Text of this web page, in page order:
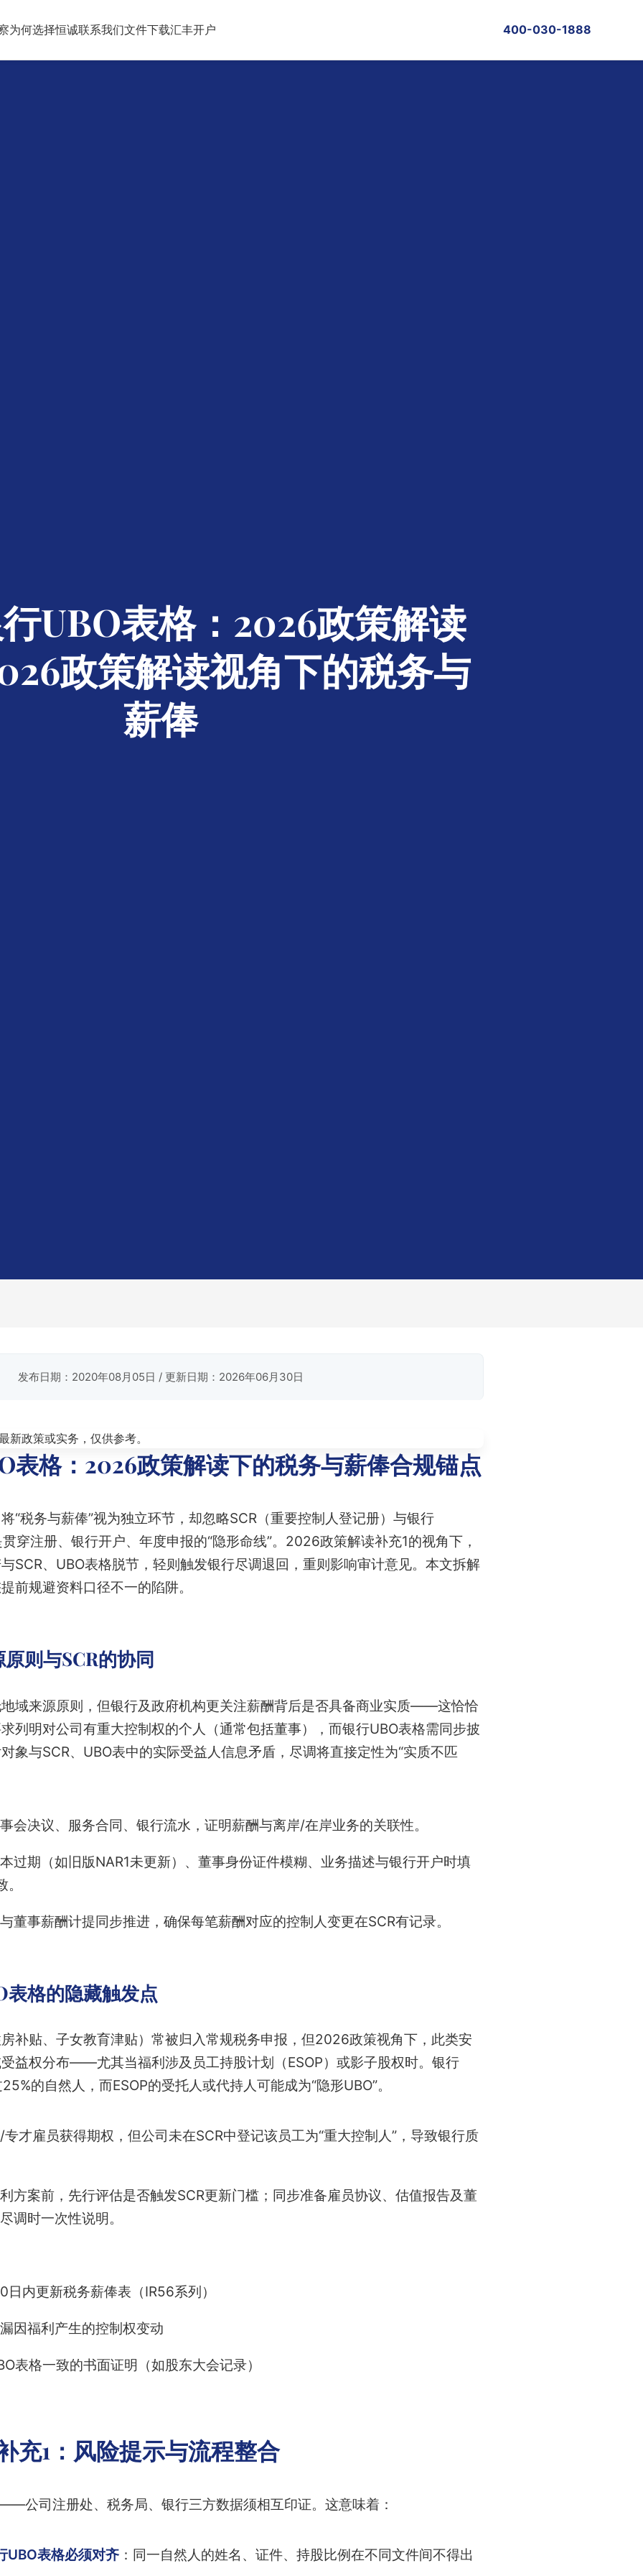
为何选择恒诚联系我们文件下载汇丰开户 400-030-1888
UBO表格：2026政策解读
政策解读视角下的税务与
薪俸
发布日期：2020年08月05日 / 更新日期：2026年06月30日
新政策或实务，仅供参考。
表格：2026政策解读下的税务与薪俸合规锚点
“税务与薪俸”视为独立环节，却忽略SCR（重要控制人登记册）与银行
穿注册、银行开户、年度申报的“隐形命线”。2026政策解读补充1的视角下，
SCR、UBO表格脱节，轻则触发银行尽调退回，重则影响审计意见。本文拆解
前规避资料口径不一的陷阱。
则与SCR的协同
域来源原则，但银行及政府机构更关注薪酬背后是否具备商业实质——这恰恰
列明对公司有重大控制权的个人（通常包括董事），而银行UBO表格需同步披
象与SCR、UBO表中的实际受益人信息矛盾，尽调将直接定性为“实质不匹
会决议、服务合同、银行流水，证明薪酬与离岸/在岸业务的关联性。
过期（如旧版NAR1未更新）、董事身份证件模糊、业务描述与银行开户时填
董事薪酬计提同步推进，确保每笔薪酬对应的控制人变更在SCR有记录。
表格的隐藏触发点
补贴、子女教育津贴）常被归入常规税务申报，但2026政策视角下，此类安
益权分布——尤其当福利涉及员工持股计划（ESOP）或影子股权时。银行
的自然人，而ESOP的受托人或代持人可能成为“隐形UBO”。
才雇员获得期权，但公司未在SCR中登记该员工为“重大控制人”，导致银行质
方案前，先行评估是否触发SCR更新门槛；同步准备雇员协议、估值报告及董
调时一次性说明。
内更新税务薪俸表（IR56系列）
因福利产生的控制权变动
表格一致的书面证明（如股东大会记录）
充1：风险提示与流程整合
公司注册处、税务局、银行三方数据须相互印证。这意味着：
UBO表格必须对齐：同一自然人的姓名、证件、持股比例在不同文件间不得出